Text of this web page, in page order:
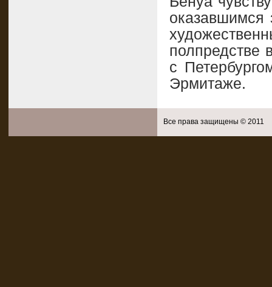
оказавшимся
полпредстве
с
Эрмитаже.
Все права защищены © 2011